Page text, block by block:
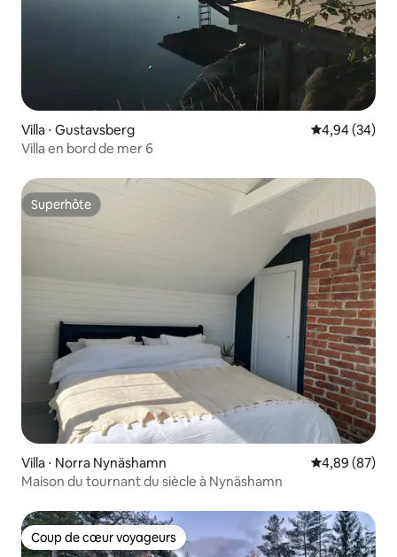
Villa ⋅ Gustavsberg Évaluation
4,94 (34)
Villa en bord de mer 6
Superhôte
Superhôte
Villa ⋅ Norra Nynäshamn Évaluation
4,89 (87)
Maison du tournant du siècle à Nynäshamn
Coup de cœur voyageurs
Coup de cœur voyageurs